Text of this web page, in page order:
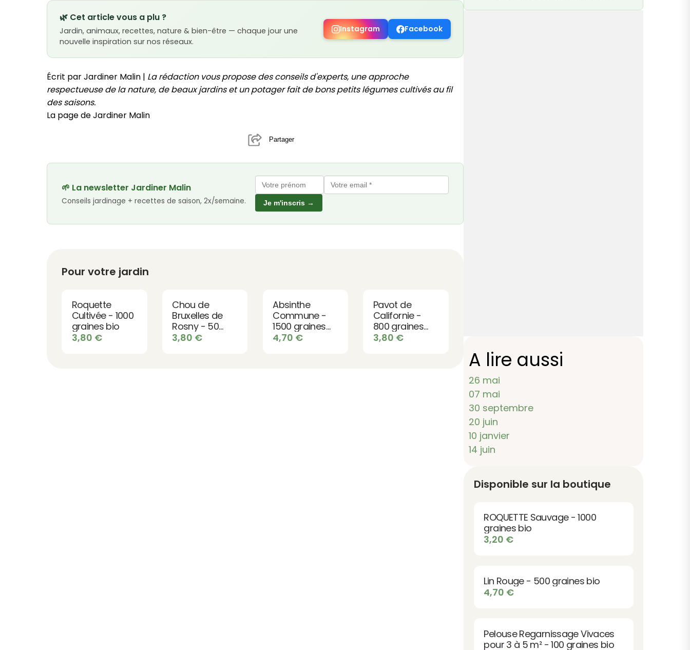
🌿 Cet article vous a plu ?
Jardin, animaux, recettes, nature & bien-être — chaque jour une
nouvelle inspiration sur nos réseaux.
Instagram Facebook
Écrit par Jardiner Malin | La rédaction vous propose des conseils d'experts, une approche
respectueuse de la nature, de beaux jardins et un potager fait de bons petits légumes cultivés au fil
des saisons.
La page de Jardiner Malin
Partager
🌱 La newsletter Jardiner Malin
Conseils jardinage + recettes de saison, 2x/semaine. Je m'inscris →
Pour votre jardin
Roquette
Cultivée - 1000
graines bio
3,80 €
Chou de
Bruxelles de
Rosny - 50
graines bio
3,80 €
Absinthe
Commune -
1500 graines
bio
4,70 €
Pavot de
Californie -
800 graines
bio
3,80 €
A lire aussi
26 mai
07 mai
30 septembre
20 juin
10 janvier
14 juin
Disponible sur la boutique
ROQUETTE Sauvage - 1000
graines bio
3,20 €
Lin Rouge - 500 graines bio
4,70 €
Pelouse Regarnissage Vivaces
pour 3 à 5 m² - 100 graines bio